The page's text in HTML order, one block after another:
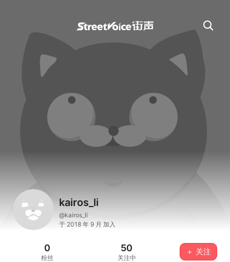
kairos_li
@kairos_li
于 2018 年 9 月 加入
0
粉丝
50
关注中
＋ 关注